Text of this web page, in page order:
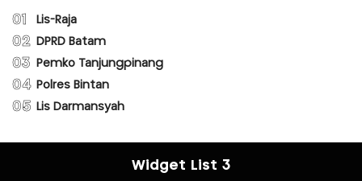
01 Lis-Raja
02 DPRD Batam
03 Pemko Tanjungpinang
04 Polres Bintan
05 Lis Darmansyah
Widget List 3